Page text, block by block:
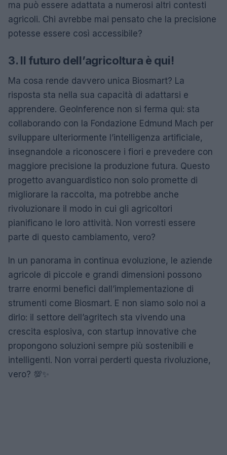
ma può essere adattata a numerosi altri contesti
agricoli. Chi avrebbe mai pensato che la precisione
potesse essere così accessibile?
3. Il futuro dell’agricoltura è qui!
Ma cosa rende davvero unica Biosmart? La
risposta sta nella sua capacità di adattarsi e
apprendere. GeoInference non si ferma qui: sta
collaborando con la Fondazione Edmund Mach per
sviluppare ulteriormente l’intelligenza artificiale,
insegnandole a riconoscere i fiori e prevedere con
maggiore precisione la produzione futura. Questo
progetto avanguardistico non solo promette di
migliorare la raccolta, ma potrebbe anche
rivoluzionare il modo in cui gli agricoltori
pianificano le loro attività. Non vorresti essere
parte di questo cambiamento, vero?
In un panorama in continua evoluzione, le aziende
agricole di piccole e grandi dimensioni possono
trarre enormi benefici dall’implementazione di
strumenti come Biosmart. E non siamo solo noi a
dirlo: il settore dell’agritech sta vivendo una
crescita esplosiva, con startup innovative che
propongono soluzioni sempre più sostenibili e
intelligenti. Non vorrai perderti questa rivoluzione,
vero? 💯✨